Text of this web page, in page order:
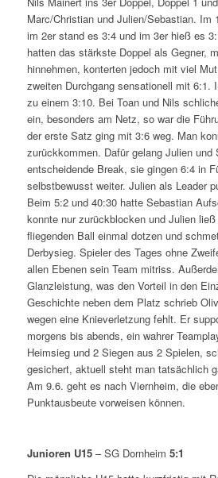
Marc/Christian und Julien/Sebastian. Im
im 2er stand es 3:4 und im 3er hieß es
hatten das stärkste Doppel als Gegner,
hinnehmen, konterten jedoch mit viel
zweiten Durchgang sensationell mit 6:1.
zu einem 3:10. Bei Toan und Nils
ein, besonders am Netz, so war die
der erste Satz ging mit 3:6 weg. Man
zurückkommen. Dafür gelang Julien und
entscheidende Break, sie gingen 6:4 in
selbstbewusst weiter. Julien als Leader
Beim 5:2 und 40:30 hatte Sebastian
konnte nur zurückblocken und Julien
fliegenden Ball einmal dotzen und
Derbysieg. Spieler des Tages ohne
allen Ebenen sein Team mitriss.
Glanzleistung, was den Vorteil in den
Geschichte neben dem Platz schrieb
wegen eine Knieverletzung fehlt. Er
morgens bis abends, ein wahrer
Heimsieg und 2 Siegen aus 2 Spielen,
gesichert, aktuell steht man tatsächlich
Am 9.6. geht es nach Viernheim, die
Punktausbeute vorweisen können.
Junioren U15– SG Dornheim 5:1